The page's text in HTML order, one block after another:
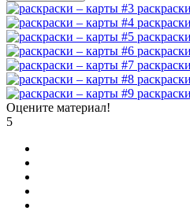
Оцените материал!
5